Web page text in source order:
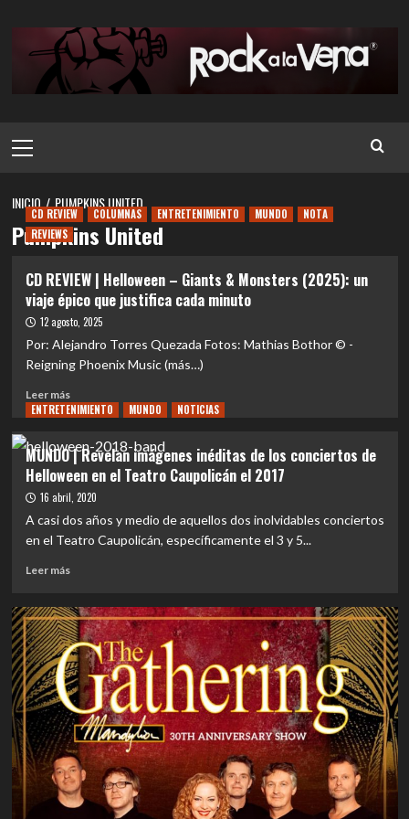
contenido
principal
INICIO PUMPKINS UNITED
Pumpkins United
CD REVIEW COLUMNAS ENTRETENIMIENTO MUNDO
NOTA
REVIEWS
CD REVIEW | Helloween – Giants & Monsters (2025): un
viaje épico que justifica cada minuto
12 agosto, 2025
Por: Alejandro Torres Quezada Fotos: Mathias Bothor © -
Reigning Phoenix Music (más…)
Leer másLeer
más
CD
REVIEW
|
Helloween
&
Monsters
viaje
épico
que
justifica
cada
minuto
ENTRETENIMIENTO MUNDO NOTICIAS
MUNDO | Revelan imágenes inéditas de los conciertos de
Helloween en el Teatro Caupolicán el 2017
16 abril, 2020
A casi dos años y medio de aquellos dos inolvidables conciertos
en el Teatro Caupolicán, específicamente el 3 y 5...
Leer másLeer
MUNDO
|
Revelan
imágenes
inéditas
de
los
conciertos
de
Helloween
en
el